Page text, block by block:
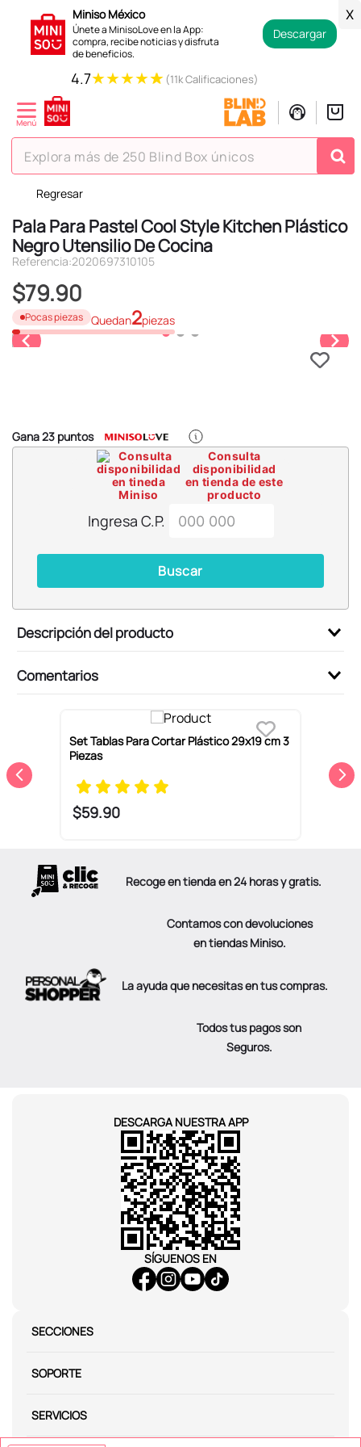
Miniso México
Únete a MinisoLove en la App:
compra, recibe noticias y disfruta
de beneficios.
Descargar
X
4.7★★★★★ (11k Calificaciones)
Explora más de 250 Blind Box únicos
Regresar
Pala Para Pastel Cool Style Kitchen Plástico
Negro Utensilio De Cocina
Referencia:2020697310105
$79.90
Pocas piezas Quedan2piezas
Gana23 puntos
Consulta
disponibilidad
en tienda de este
producto
Ingresa C.P.
Buscar
Descripción del producto
Comentarios
Set Tablas Para Cortar Plástico 29x19 cm 3
Piezas
$59.90
Recoge en tienda en 24 horas y gratis.
Contamos con devoluciones
en tiendas Miniso.
La ayuda que necesitas en tus compras.
Todos tus pagos son
Seguros.
DESCARGA NUESTRA APP
SÍGUENOS EN
SECCIONES
SOPORTE
SERVICIOS
TÉRMINOS MÁS BUSCADOS
1.
hello kitty
2.
spiderman
3 .
peluche
4.
osito cariñosito
5.
llaveros
9.
chiikawas